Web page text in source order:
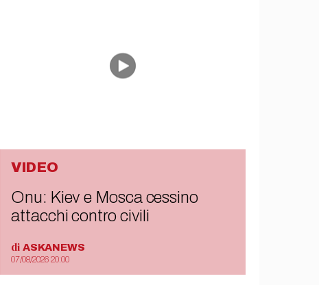
VIDEO
Onu: Kiev e Mosca cessino
attacchi contro civili
di ASKANEWS
07/08/2026 20:00